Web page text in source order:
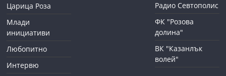
Царица Роза
Млади
инициативи
Любопитно
Интервю
Радио Севтополис
ФК "Розова
долина"
ВК "Казанлък
волей"